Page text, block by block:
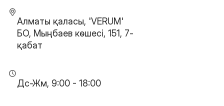
Алматы қаласы, 'VERUM'
БО, Мыңбаев көшесі, 151, 7-
қабат
Дс-Жм, 9:00 - 18:00